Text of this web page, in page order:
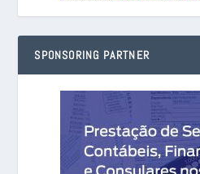
SPONSORING PARTNER